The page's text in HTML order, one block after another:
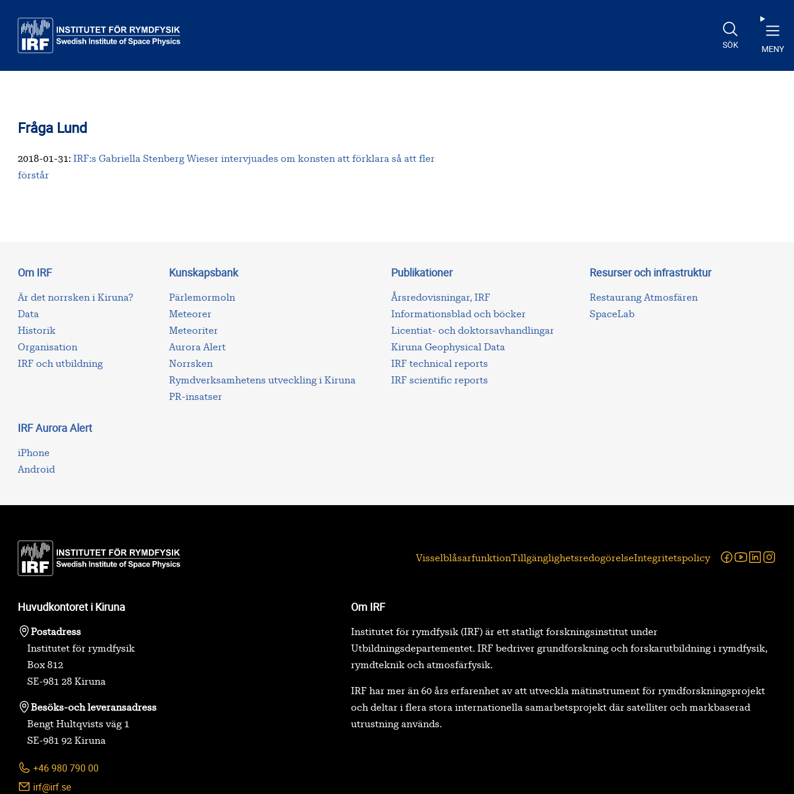
SÖK MENY
Fråga Lund
2018-01-31 :
IRF:s Gabriella Stenberg Wieser intervjuades om konsten att förklara så att fler
förstår
Om IRF
Är det norrsken i Kiruna?
Data
Historik
Organisation
IRF och utbildning
Kunskapsbank
Pärlemormoln
Meteorer
Meteoriter
Aurora Alert
Norrsken
Rymdverksamhetens utveckling i Kiruna
PR-insatser
Publikationer
Årsredovisningar, IRF
Informationsblad och böcker
Licentiat- och doktorsavhandlingar
Kiruna Geophysical Data
IRF technical reports
IRF scientific reports
Resurser och infrastruktur
Restaurang Atmosfären
SpaceLab
IRF Aurora Alert
iPhone
Android
VisselblåsarfunktionTillgänglighetsredogörelseIntegritetspolicy Facebook
Youtube
Huvudkontoret i Kiruna
Postadress
Institutet för rymdfysik
Box 812
SE-981 28 Kiruna
Besöks-och leveransadress
Bengt Hultqvists väg 1
SE-981 92 Kiruna
+46 980 790 00
irf@irf.se
Om IRF
Institutet för rymdfysik (IRF) är ett statligt forskningsinstitut under
Utbildningsdepartementet. IRF bedriver grundforskning och forskarutbildning i rymdfysik,
rymdteknik och atmosfärfysik.
IRF har mer än 60 års erfarenhet av att utveckla mätinstrument för rymdforskningsprojekt
och deltar i flera stora internationella samarbetsprojekt där satelliter och markbaserad
utrustning används.